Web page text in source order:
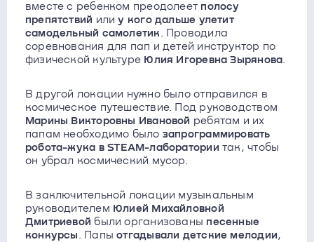
вместе с ребенком преодолеет полосу
препятствий илиу кого дальше улетит
самодельный самолетик
. Проводила
соревнования для пап и детей инструктор по
физической культуре Юлия Игоревна Зырянова
В другой локации нужно было отправился в
космическое путешествие. Под руководством
Марины Викторовны Ивановой ребятам и их
папам необходимо было запрограммировать
робота-жука в STEAM-лаборатории так, чтобы
он убрал космический мусор.
В заключительной локации музыкальным
руководителем Юлией Михайловной
Дмитриевой были организованы песенные
конкурсы . Папыотгадывали детские мелодии,